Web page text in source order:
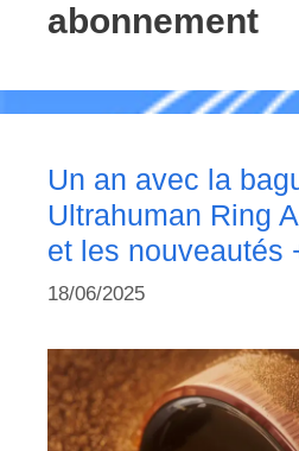
abonnement
Un an avec la
Ultrahuman Ring
et les nouveautés
18/06/2025